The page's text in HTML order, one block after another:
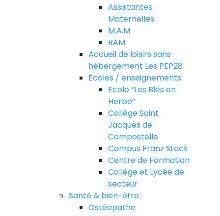
Assistantes
Maternelles
M.A.M
RAM
Accueil de loisirs sans
hébergement Les PEP28
Écoles / enseignements
Ecole “Les Blés en
Herbe”
Collège Saint
Jacques de
Compostelle
Campus Franz Stock
Centre de Formation
Collège et Lycée de
secteur
Santé & bien-être
Ostéopathe